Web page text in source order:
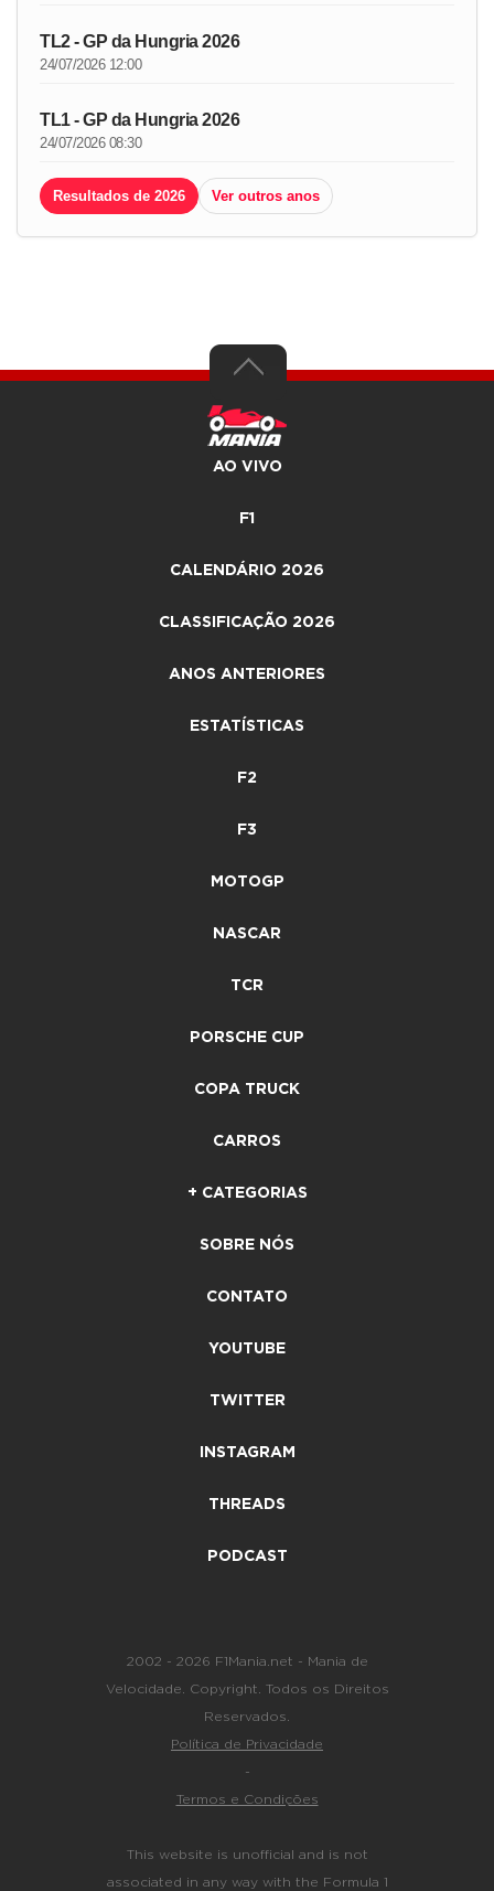
TL2 - GP da Hungria 2026
24/07/2026 12:00
TL1 - GP da Hungria 2026
24/07/2026 08:30
Resultados de 2026 Ver outros anos
AO VIVO
F1
CALENDÁRIO 2026
CLASSIFICAÇÃO 2026
ANOS ANTERIORES
ESTATÍSTICAS
F2
F3
MOTOGP
NASCAR
TCR
PORSCHE CUP
COPA TRUCK
CARROS
+ CATEGORIAS
SOBRE NÓS
CONTATO
YOUTUBE
TWITTER
INSTAGRAM
THREADS
PODCAST
2002 - 2026 F1Mania.net - Mania de
Velocidade. Copyright. Todos os Direitos
Reservados.
Política de Privacidade
-
Termos e Condições
This website is unofficial and is not
associated in any way with the Formula 1